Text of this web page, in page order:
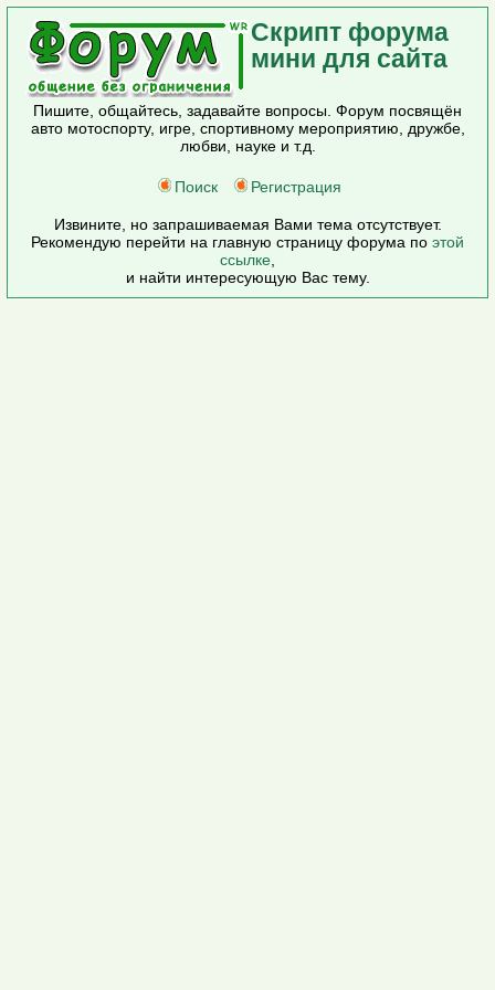
Скрипт форума
мини для сайта
Пишите, общайтесь, задавайте вопросы. Форум посвящён
авто мотоспорту, игре, спортивному мероприятию, дружбе,
любви, науке и т.д.
Поиск Регистрация
Извините, но запрашиваемая Вами тема отсутствует.
Рекомендую перейти на главную страницу форума по этой
ссылке
и найти интересующую Вас тему.